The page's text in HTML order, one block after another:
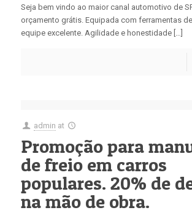
Seja bem vindo ao maior canal automotivo de
orçamento grátis. Equipada com ferramentas
equipe excelente. Agilidade e honestidade […]
admin at
Promoção para
de freio em carros
populares. 20% de
na mão de obra.